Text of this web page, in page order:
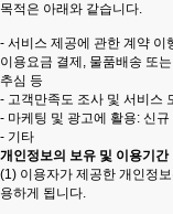
목적은 아래와 같습니다.
- 서비스 제공에 관한 계약 이
이용요금 결제, 물품배송 또
추심 등
- 고객만족도 조사 및 서비스
- 마케팅 및 광고에 활용: 신
- 기타
개인정보의 보유 및 이용기간
(1) 이용자가 제공한 개인정
용하게 됩니다.